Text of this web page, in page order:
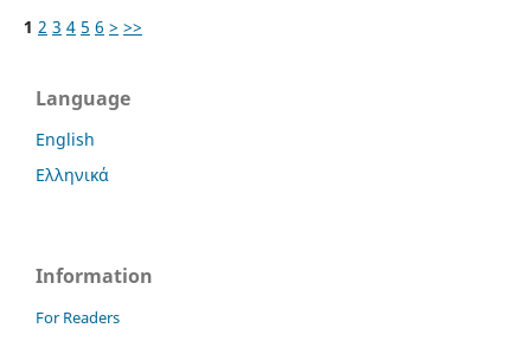
1 2 3 4 5 6 > >>
Language
English
Ελληνικά
Information
For Readers